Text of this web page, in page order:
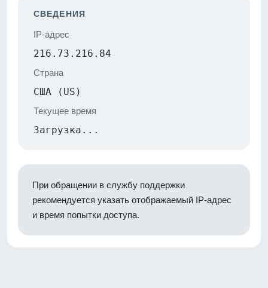
СВЕДЕНИЯ
IP-адрес
216.73.216.84
Страна
США (US)
Текущее время
Загрузка...
При обращении в службу поддержки
рекомендуется указать отображаемый IP-адрес
и время попытки доступа.